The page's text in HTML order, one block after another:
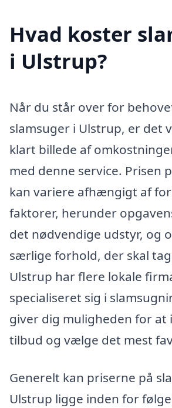
Hvad koster
i Ulstrup?
Når du står over for
slamsuger i Ulstrup, er det
klart billede af
med denne service. Prisen
kan variere afhængigt af
faktorer, herunder
det nødvendige udstyr, og
særlige forhold, der skal
Ulstrup har flere lokale
specialiseret sig i
giver dig muligheden for at
tilbud og vælge det mest
Generelt kan priserne på
Ulstrup ligge inden for